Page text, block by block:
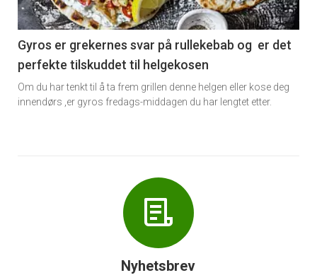
-
6
Gyros er grekernes svar på rullekebab og er det
perfekte tilskuddet til helgekosen
Om du har tenkt til å ta frem grillen denne helgen eller kose deg
innendørs ,er gyros fredags-middagen du har lengtet etter.
Nyhetsbrev